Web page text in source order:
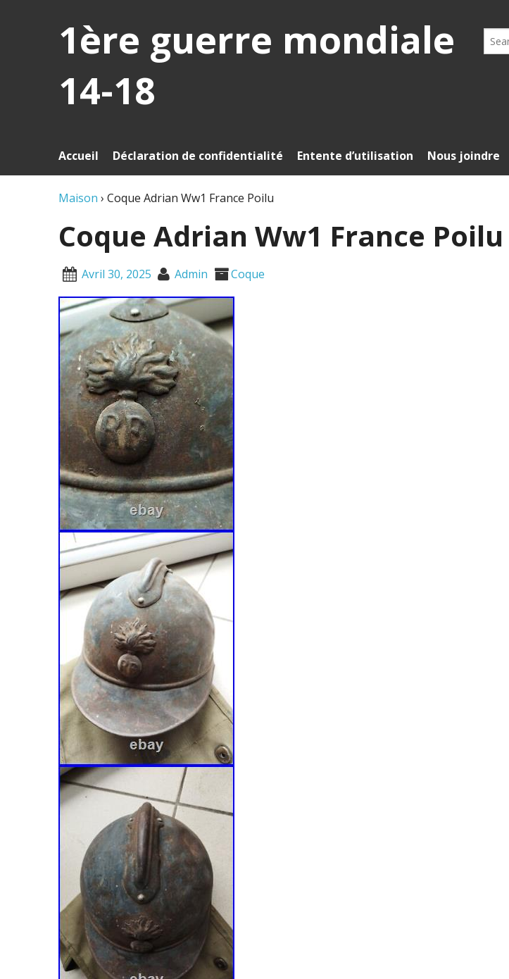
1ère guerre mondiale
14-18
Search
for:
Accueil Déclaration de confidentialité Entente d’utilisation Nous joindre
Maison › Coque Adrian Ww1 France Poilu
Coque Adrian Ww1 France Poilu
Avril 30, 2025 Admin Coque